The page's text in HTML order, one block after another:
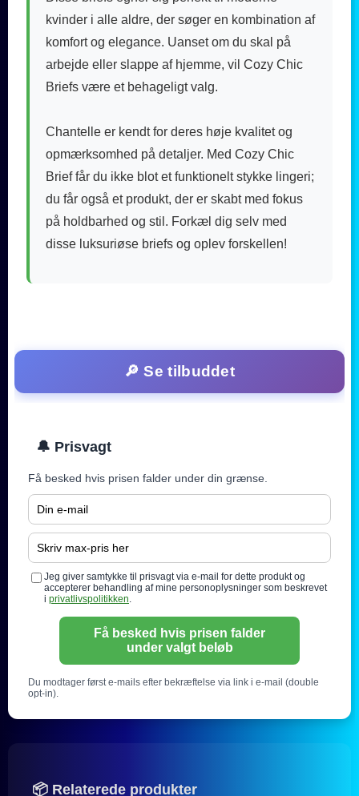
kvinder i alle aldre, der søger en kombination af
komfort og elegance. Uanset om du skal på
arbejde eller slappe af hjemme, vil Cozy Chic
Briefs være et behageligt valg.
Chantelle er kendt for deres høje kvalitet og
opmærksomhed på detaljer. Med Cozy Chic
Brief får du ikke blot et funktionelt stykke lingeri;
du får også et produkt, der er skabt med fokus
på holdbarhed og stil. Forkæl dig selv med
disse luksuriøse briefs og oplev forskellen!
🔎 Se tilbuddet
🔔 Prisvagt
Få besked hvis prisen falder under din grænse.
Jeg giver samtykke til prisvagt via e-mail for dette produkt og
accepterer behandling af mine personoplysninger som beskrevet
i privatlivspolitikken.
Få besked hvis prisen falder
under valgt beløb
Du modtager først e-mails efter bekræftelse via link i e-mail (double
opt-in).
📦 Relaterede produkter